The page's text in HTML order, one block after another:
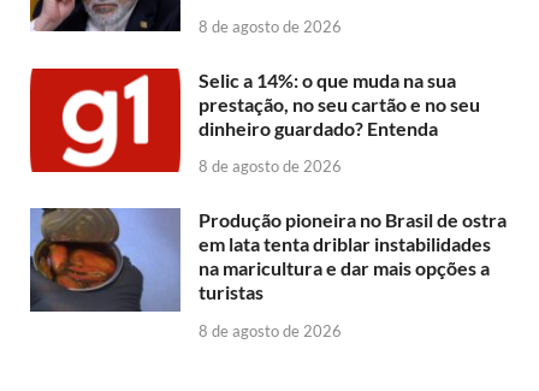
8 de agosto de 2026
Selic a 14%: o que muda na sua
prestação, no seu cartão e no seu
dinheiro guardado? Entenda
8 de agosto de 2026
Produção pioneira no Brasil de ostra
em lata tenta driblar instabilidades
na maricultura e dar mais opções a
turistas
8 de agosto de 2026